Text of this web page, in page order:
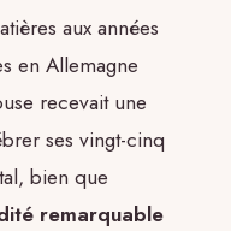
aux années
en Allemagne
recevait une
ses vingt-cinq
bien que
remarquable